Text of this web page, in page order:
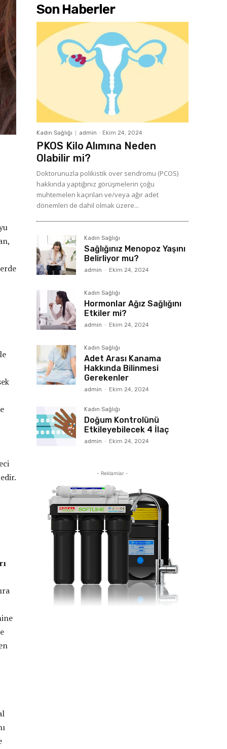
Son Haberler
Kadın Sağlığı admin - Ekim 24, 2024
PKOS Kilo Alımına Neden
Olabilir mi?
Doktorunuzla polikistik over sendromu (PCOS)
hakkında yaptığınız görüşmelerin çoğu
muhtemelen kaçırılan ve/veya ağır adet
dönemleri de dahil olmak üzere...
Kadın Sağlığı
Sağlığınız Menopoz Yaşını
Belirliyor mu?
admin - Ekim 24, 2024
Kadın Sağlığı
Hormonlar Ağız Sağlığını
Etkiler mi?
admin - Ekim 24, 2024
Kadın Sağlığı
Adet Arası Kanama
Hakkında Bilinmesi
Gerekenler
admin - Ekim 24, 2024
Kadın Sağlığı
Doğum Kontrolünü
Etkileyebilecek 4 İlaç
admin - Ekim 24, 2024
- Reklamlar -